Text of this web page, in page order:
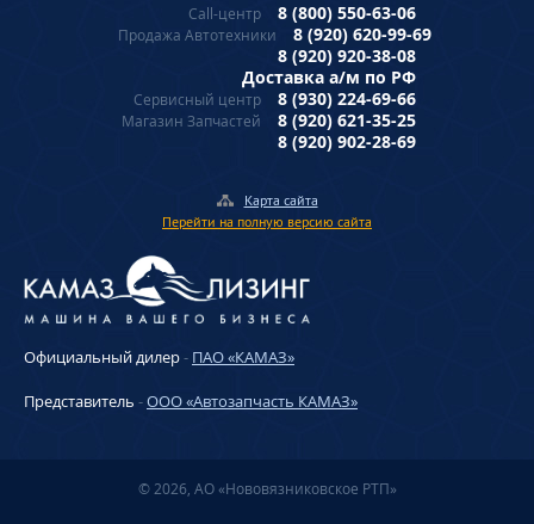
Call-центр 8 (800) 550-63-06
Продажа Автотехники
8 (920) 620-99-69
8 (920) 920-38-08
Доставка а/м по РФ
Сервисный центр 8 (930) 224-69-66
Магазин Запчастей
8 (920) 621-35-25
8 (920) 902-28-69
Карта сайта
Перейти на полную версию сайта
Официальный дилер- ПАО «КАМАЗ»
Представитель -ООО «Автозапчасть КАМАЗ»
© 2026, АО «Нововязниковское РТП»